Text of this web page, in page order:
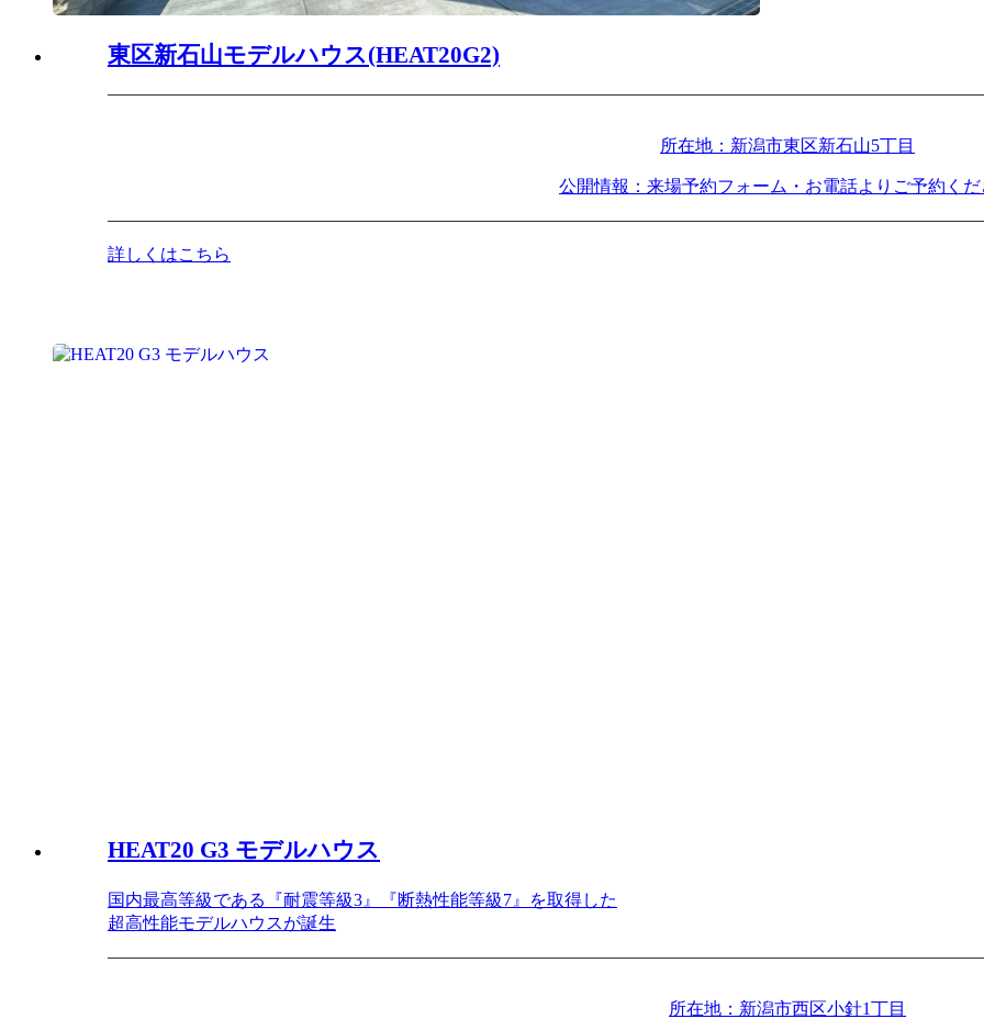
東区新石山モデルハウス(HEAT20G2)
所在地：新潟市東区新石山5丁目
公開情報：来場予約フォーム・お電話よりご予約く
詳しくはこちら
HEAT20 G3 モデルハウス
国内最高等級である『耐震等級3』『断熱性能等級7』を取得した
超高性能モデルハウスが誕生
所在地：新潟市西区小針1丁目